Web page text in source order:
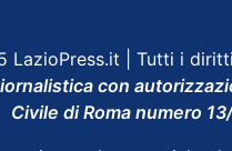
LazioPress.it | Tutti i diritti
con
Civile di Roma numero